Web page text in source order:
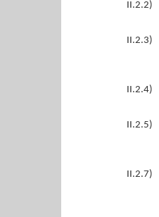
II.2.2)
II.2.3)
II.2.4)
II.2.5)
II.2.7)